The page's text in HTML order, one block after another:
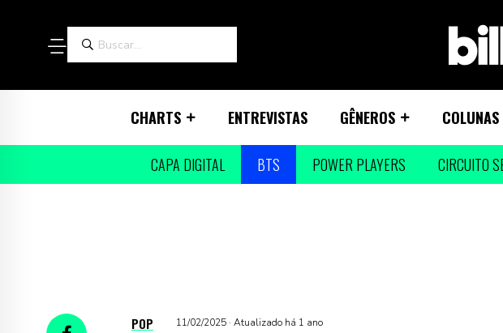
CHARTS ENTREVISTAS GÊNEROS COLUNAS
CAPA DIGITAL BTS POWER PLAYERS CIRCUITO
POP 11/02/2025 · Atualizado há 1 ano